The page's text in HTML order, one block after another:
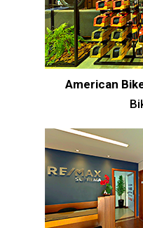
American